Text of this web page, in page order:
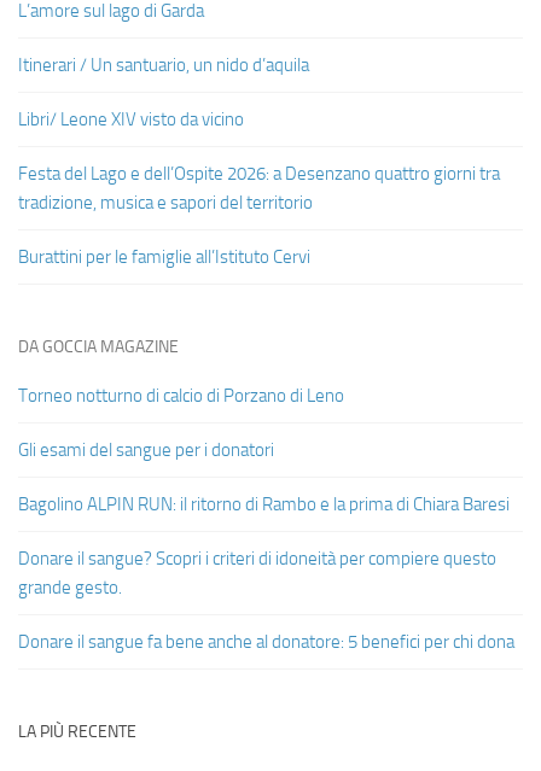
L’amore sul lago di Garda
Itinerari / Un santuario, un nido d’aquila
Libri/ Leone XIV visto da vicino
Festa del Lago e dell’Ospite 2026: a Desenzano quattro giorni tra
tradizione, musica e sapori del territorio
Burattini per le famiglie all’Istituto Cervi
DA GOCCIA MAGAZINE
Torneo notturno di calcio di Porzano di Leno
Gli esami del sangue per i donatori
Bagolino ALPIN RUN: il ritorno di Rambo e la prima di Chiara Baresi
Donare il sangue? Scopri i criteri di idoneità per compiere questo
grande gesto.
Donare il sangue fa bene anche al donatore: 5 benefici per chi dona
LA PIÙ RECENTE